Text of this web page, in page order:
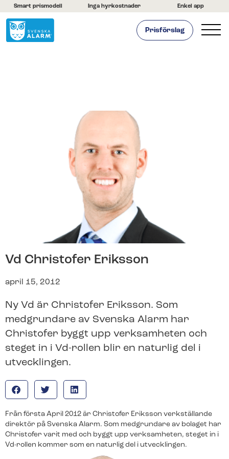
Smart prismodell Inga hyrkostnader Enkel app
Prisförslag
Våra produkter för hemmet
Hemlarm
Ett uppkopplat larm som ger dig full kontroll över ditt
hem. Med vår smarta app håller dig ständigt
uppdaterad.
Live kamerabevakning
Kamerabevakning med högupplösta kameror som
streamar live-video till din app.
Våra produkter för företag
Företagslarm
Ett uppkopplat larm som ger dig full kontroll över din
arbetsplats. Med vår smarta app håller du dig
ständigt uppdaterad.
Live Kamerabevakning
Kamerabevakning med högupplösta kameror som
streamar live-video till din app.
Svenska Alarm
Byt till oss
Vi tar hand om allt ifrån uppsägning och nedmontering
av ditt gamla larm till installation och driftsättning av ditt
nya.
Vi tar hand om allt ifrån uppsägning och nedmontering
av ditt gamla larm till installation och driftsättning av ditt
Jobba hos oss
Vi tar hand om allt ifrån uppsägning och nedmontering
av ditt gamla larm till installation och driftsättning av ditt
Sök på SvenskaAlarm.se
Vd Christofer Eriksson
april 15, 2012
Ny Vd är Christofer Eriksson. Som
medgrundare av Svenska Alarm har
Christofer byggt upp verksamheten och
steget in i Vd-rollen blir en naturlig del i
utvecklingen.
Från första April 2012 är Christofer Eriksson verkställande
direktör på Svenska Alarm. Som medgrundare av bolaget har
Christofer varit med och byggt upp verksamheten, steget in i
Vd-rollen kommer som en naturlig del i utvecklingen.